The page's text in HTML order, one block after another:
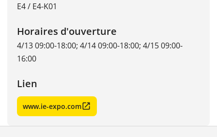
E4 / E4-K01
Horaires d'ouverture
4/13 09:00-18:00; 4/14 09:00-18:00; 4/15 09:00-
16:00
Lien
www.ie-expo.com